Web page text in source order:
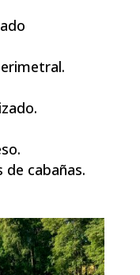
de cabañas.